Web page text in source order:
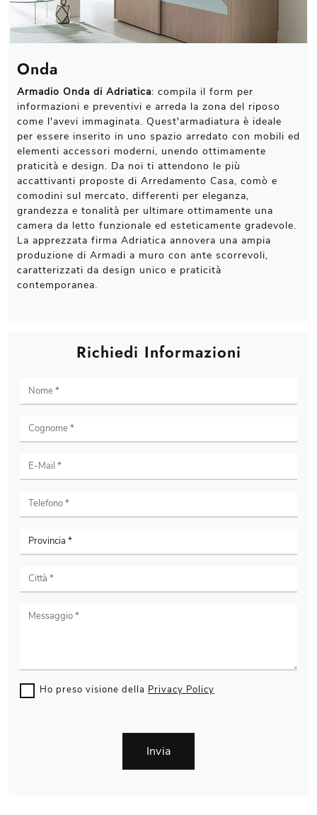
Onda
Armadio Onda di Adriatica: compila il form per
informazioni e preventivi e arreda la zona del riposo
come l'avevi immaginata. Quest'armadiatura è ideale
per essere inserito in uno spazio arredato con mobili ed
elementi accessori moderni, unendo ottimamente
praticità e design. Da noi ti attendono le più
accattivanti proposte di Arredamento Casa, comò e
comodini sul mercato, differenti per eleganza,
grandezza e tonalità per ultimare ottimamente una
camera da letto funzionale ed esteticamente gradevole.
La apprezzata firma Adriatica annovera una ampia
produzione di Armadi a muro con ante scorrevoli,
caratterizzati da design unico e praticità
contemporanea.
Richiedi Informazioni
Ho preso visione della Privacy Policy
Invia